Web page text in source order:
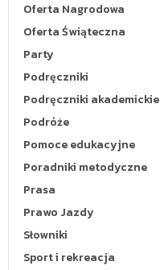
Oferta Nagrodowa
Oferta Świąteczna
Party
Podręczniki
Podręczniki akademickie
Podróże
Pomoce edukacyjne
Poradniki metodyczne
Prasa
Prawo Jazdy
Słowniki
Sport i rekreacja